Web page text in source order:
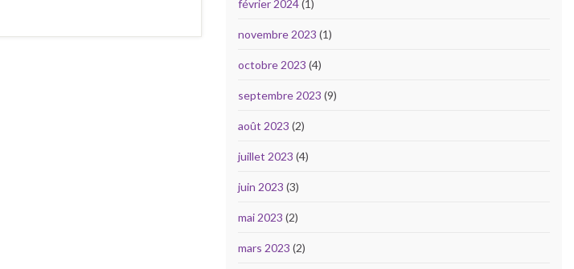
février 2024(1)
novembre 2023 (1)
octobre 2023 (4)
septembre 2023 (9)
août 2023 (2)
juillet 2023 (4)
juin 2023 (3)
mai 2023 (2)
mars 2023 (2)